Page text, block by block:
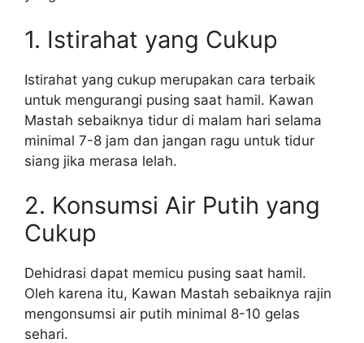
1. Istirahat yang Cukup
Istirahat yang cukup merupakan cara terbaik
untuk mengurangi pusing saat hamil. Kawan
Mastah sebaiknya tidur di malam hari selama
minimal 7-8 jam dan jangan ragu untuk tidur
siang jika merasa lelah.
2. Konsumsi Air Putih yang
Cukup
Dehidrasi dapat memicu pusing saat hamil.
Oleh karena itu, Kawan Mastah sebaiknya rajin
mengonsumsi air putih minimal 8-10 gelas
sehari.